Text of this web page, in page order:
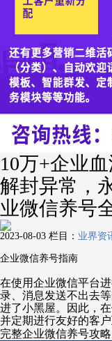
10万+企业
解封异常，
业微信养号
2023-08-03 栏目： 业界资
企业微信养号指南
在使用企业微信平台
录、消息发送不出去
进了小黑屋。因此，
并定期进行友好的客
完整企业微信养号攻略